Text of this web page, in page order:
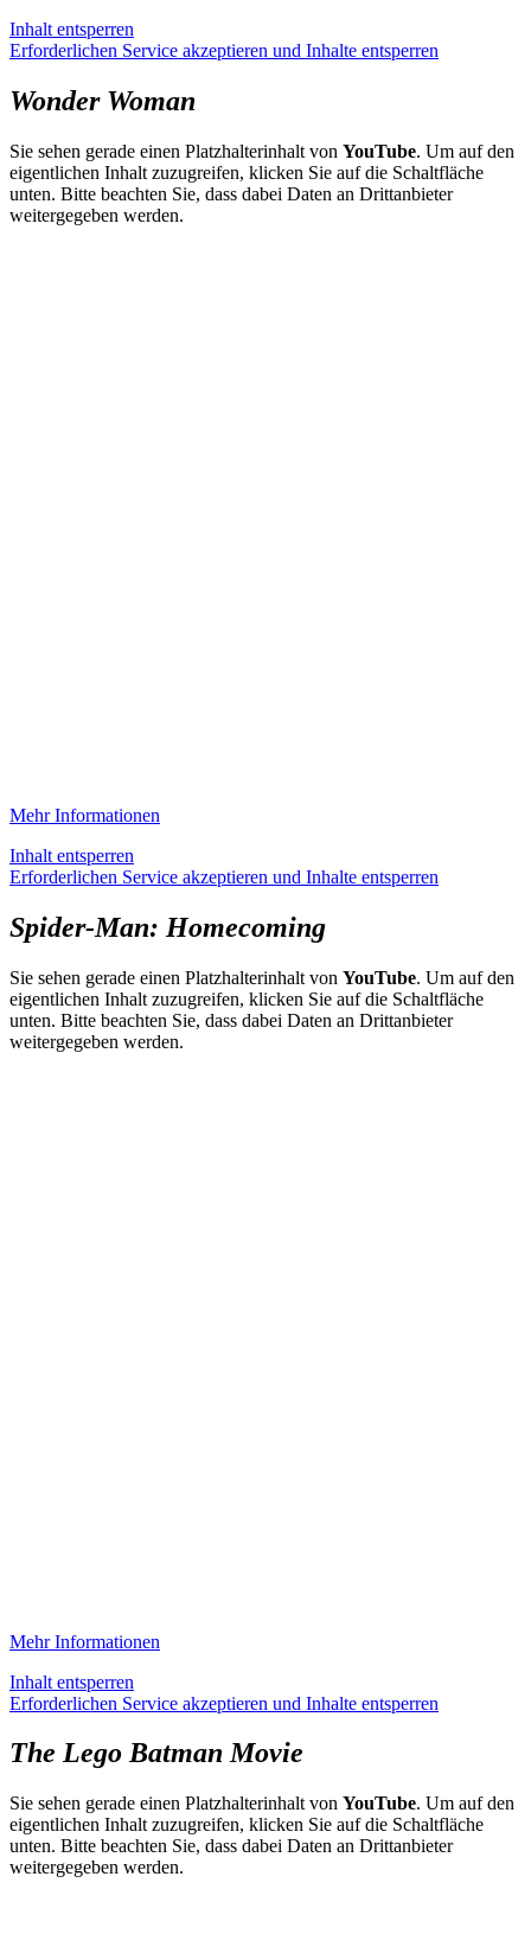
Inhalt entsperren
Erforderlichen Service akzeptieren und Inhalte entsperren
Wonder Woman
Sie sehen gerade einen Platzhalterinhalt von YouTube. Um auf den
eigentlichen Inhalt zuzugreifen, klicken Sie auf die Schaltfläche
unten. Bitte beachten Sie, dass dabei Daten an Drittanbieter
weitergegeben werden.
Mehr Informationen
Inhalt entsperren
Erforderlichen Service akzeptieren und Inhalte entsperren
Spider-Man: Homecoming
Sie sehen gerade einen Platzhalterinhalt von YouTube. Um auf den
eigentlichen Inhalt zuzugreifen, klicken Sie auf die Schaltfläche
unten. Bitte beachten Sie, dass dabei Daten an Drittanbieter
weitergegeben werden.
Mehr Informationen
Inhalt entsperren
Erforderlichen Service akzeptieren und Inhalte entsperren
The Lego Batman Movie
Sie sehen gerade einen Platzhalterinhalt von YouTube. Um auf den
eigentlichen Inhalt zuzugreifen, klicken Sie auf die Schaltfläche
unten. Bitte beachten Sie, dass dabei Daten an Drittanbieter
weitergegeben werden.